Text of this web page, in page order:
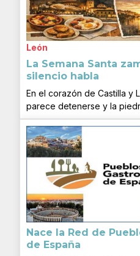
León
La Semana Santa
silencio habla
En el corazón de Castilla y
parece detenerse y la
Nace la Red de
de España